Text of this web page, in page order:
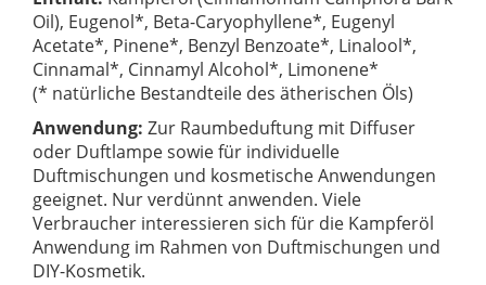
Oil), Eugenol*, Beta-Caryophyllene*, Eugenyl
Acetate*, Pinene*, Benzyl Benzoate*, Linalool*,
Cinnamal*, Cinnamyl Alcohol*, Limonene*
(* natürliche Bestandteile des ätherischen Öls)
Anwendung: Zur Raumbeduftung mit Diffuser
oder Duftlampe sowie für individuelle
Duftmischungen und kosmetische Anwendungen
geeignet. Nur verdünnt anwenden. Viele
Verbraucher interessieren sich für die Kampferöl
Anwendung im Rahmen von Duftmischungen und
DIY-Kosmetik.